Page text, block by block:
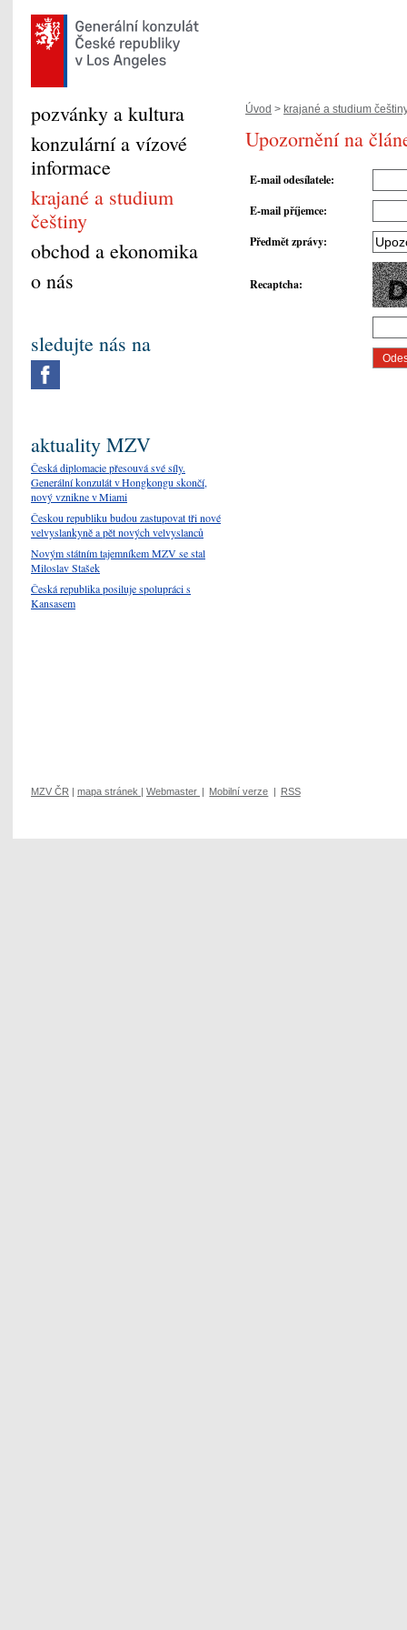
Úvod > krajané a studium
Upozornění na
E-mail odesílatele:
E-mail příjemce:
Předmět zprávy:
Recaptcha:
pozvánky a kultura
konzulární a vízové
informace
krajané a studium
češtiny
obchod a ekonomika
o nás
sledujte nás na
aktuality MZV
Česká diplomacie přesouvá své síly.
Generální konzulát v Hongkongu skončí,
nový vznikne v Miami
Českou republiku budou zastupovat tři nové
velvyslankyně a pět nových velvyslanců
Novým státním tajemníkem MZV se stal
Miloslav Stašek
Česká republika posiluje spolupráci s
Kansasem
MZV ČR | mapa stránek | Webmaster | Mobilní verze | RSS